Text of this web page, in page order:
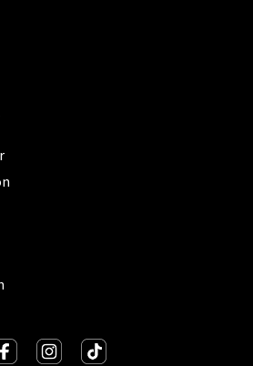
Storo
0485 Oslo
- Strandtorget